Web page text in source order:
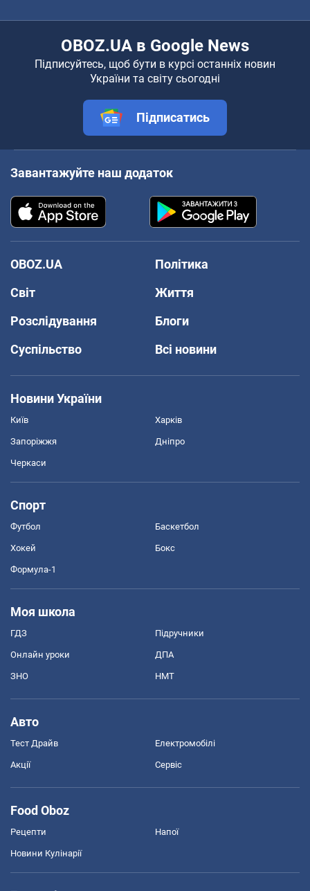
OBOZ.UA в Google News
Підписуйтесь, щоб бути в курсі останніх новин
України та світу сьогодні
Підписатись
Завантажуйте наш додаток
OBOZ.UA
Політика
Світ
Життя
Розслідування
Блоги
Суспільство
Всі новини
Новини України
Київ Харків
Запоріжжя Дніпро
Черкаси
Спорт
Футбол Баскетбол
Хокей Бокс
Формула-1
Моя школа
ГДЗ Підручники
Онлайн уроки ДПА
ЗНО НМТ
Авто
Тест Драйв Електромобілі
Акції Сервіс
Food Oboz
Рецепти Напої
Новини Кулінарії